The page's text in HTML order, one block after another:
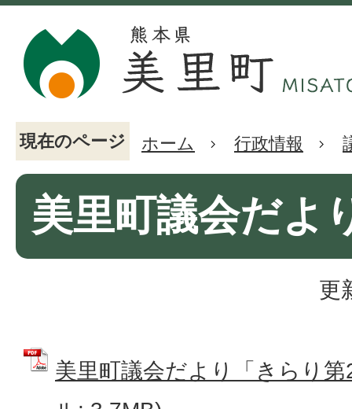
現在のページ ホーム 行政情報
美里町議会だよ
更
美里町議会だより「きらり